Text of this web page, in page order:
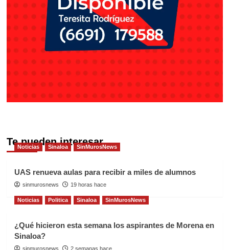
Te pueden interesar
Noticias Sinaloa SinMurosNews
UAS renueva aulas para recibir a miles de alumnos
sinmurosnews 19 horas hace
Noticias Politica Sinaloa SinMurosNews
¿Qué hicieron esta semana los aspirantes de Morena en
Sinaloa?
sinmurosnews 2 semanas hace